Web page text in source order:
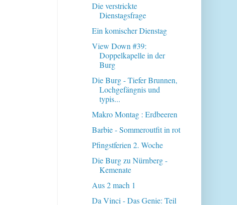
Die verstrickte
Dienstagsfrage
Ein komischer Dienstag
View Down #39:
Doppelkapelle in der
Burg
Die Burg - Tiefer Brunnen,
Lochgefängnis und
typis...
Makro Montag : Erdbeeren
Barbie - Sommeroutfit in rot
Pfingstferien 2. Woche
Die Burg zu Nürnberg -
Kemenate
Aus 2 mach 1
Da Vinci - Das Genie: Teil